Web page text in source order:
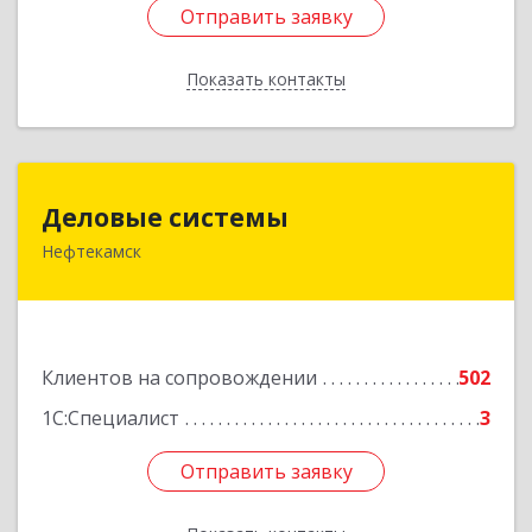
Отправить заявку
Показать контакты
Отправить заявку
Назад
Деловые системы
Нефтекамск
Клиентов на сопровождении
502
1С:Специалист
3
Отправить заявку
452689, Башкортостан Респ, Нефтекамск г,
Отправить заявку